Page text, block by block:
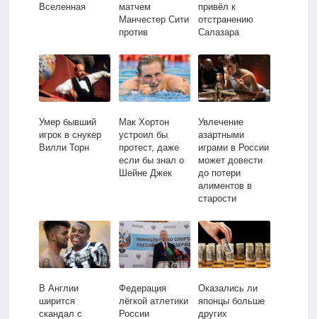
Вселенная
матчем
Манчестер Сити
против
привёл к
отстранению
Салазара
Умер бывший
игрок в снукер
Вилли Торн
Мак Хортон
устроил бы
протест, даже
если бы знал о
Шейне Джек
Увлечение
азартными
играми в России
может довести
до потери
алиментов в
старости
В Англии
ширится
скандал с
Федерация
лёгкой атлетики
России
Оказались ли
японцы больше
других